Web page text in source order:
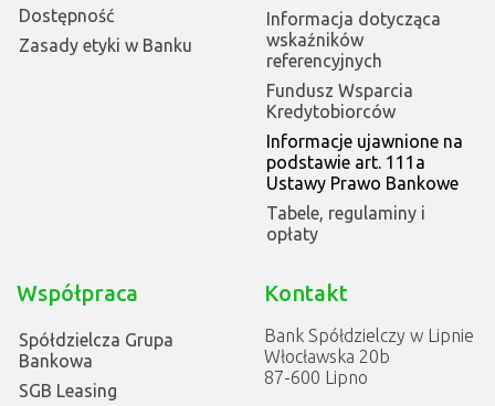
Dostępność
Zasady etyki w Banku
Informacja dotycząca
wskaźników
referencyjnych
Fundusz Wsparcia
Kredytobiorców
Informacje ujawnione na
podstawie art. 111a
Ustawy Prawo Bankowe
Tabele, regulaminy i
opłaty
Współpraca
Spółdzielcza Grupa
Bankowa
SGB Leasing
Kontakt
Bank Spółdzielczy w Lipnie
Włocławska 20b
87-600 Lipno